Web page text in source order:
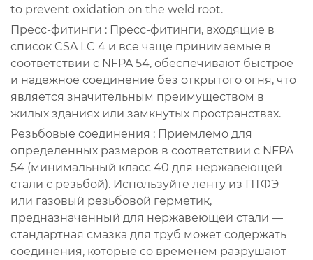
to prevent oxidation on the weld root.
Пресс-фитинги : Пресс-фитинги, входящие в
список CSA LC 4 и все чаще принимаемые в
соответствии с NFPA 54, обеспечивают быстрое
и надежное соединение без открытого огня, что
является значительным преимуществом в
жилых зданиях или замкнутых пространствах.
Резьбовые соединения : Приемлемо для
определенных размеров в соответствии с NFPA
54 (минимальный класс 40 для нержавеющей
стали с резьбой). Используйте ленту из ПТФЭ
или газовый резьбовой герметик,
предназначенный для нержавеющей стали —
стандартная смазка для труб может содержать
соединения, которые со временем разрушают